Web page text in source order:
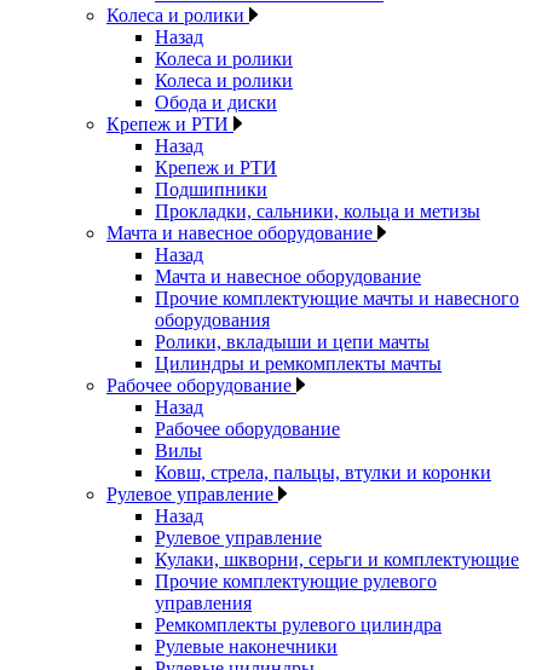
Колеса и ролики
Назад
Колеса и ролики
Колеса и ролики
Обода и диски
Крепеж и РТИ
Назад
Крепеж и РТИ
Подшипники
Прокладки, сальники, кольца и метизы
Мачта и навесное оборудование
Назад
Мачта и навесное оборудование
Прочие комплектующие мачты и навесного
оборудования
Ролики, вкладыши и цепи мачты
Цилиндры и ремкомплекты мачты
Рабочее оборудование
Назад
Рабочее оборудование
Вилы
Ковш, стрела, пальцы, втулки и коронки
Рулевое управление
Назад
Рулевое управление
Кулаки, шкворни, серьги и комплектующие
Прочие комплектующие рулевого
управления
Ремкомплекты рулевого цилиндра
Рулевые наконечники